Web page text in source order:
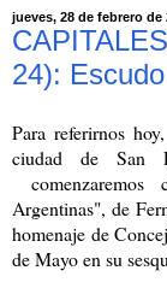
jueves, 28 de febrero de
24):
Para referirnos
ciudad de San
Argentinas", de
homenaje de
de Mayo en su